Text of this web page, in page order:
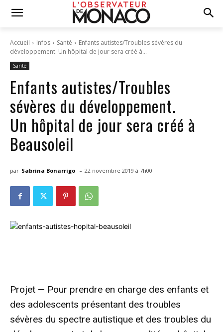
Accueil Infos Santé
Enfants autistes/Troubles sévères du
développement. Un hôpital de jour sera créé à...
Santé
Enfants autistes/Troubles
sévères du développement.
Un hôpital de jour sera créé à
Beausoleil
par Sabrina Bonarrigo - 22 novembre 2019 à 7h00
Projet — Pour prendre en charge des enfants et
des adolescents présentant des troubles
sévères du spectre autistique et des troubles du